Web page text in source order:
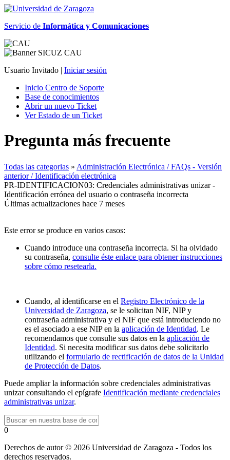
Servicio de Informática y Comunicaciones
Usuario Invitado | Iniciar sesión
Inicio Centro de Soporte
Base de conocimientos
Abrir un nuevo Ticket
Ver Estado de un Ticket
Pregunta más frecuente
Todas las categorias » Administración Electrónica / FAQs - Versión
anterior / Identificación electrónica
PR-IDENTIFICACION03: Credenciales administrativas unizar -
Identificación errónea del usuario o contraseña incorrecta
Últimas actualizaciones hace 7 meses
Este error se produce en varios casos:
Cuando introduce una contraseña incorrecta. Si ha olvidado
su contraseña, consulte éste enlace para obtener instrucciones
sobre cómo resetearla.
Cuando, al identificarse en el Registro Electrónico de la
Universidad de Zaragoza, se le solicitan NIF, NIP y
contraseña administrativa y el NIF que está introduciendo no
es el asociado a ese NIP en la aplicación de Identidad. Le
recomendamos que consulte sus datos en la aplicación de
Identidad. Si necesita modificar sus datos debe solicitarlo
utilizando el formulario de rectificación de datos de la Unidad
de Protección de Datos.
Puede ampliar la información sobre credenciales administrativas
unizar consultando el epígrafe Identificación mediante credenciales
administrativas unizar.
0
Derechos de autor © 2026 Universidad de Zaragoza - Todos los
derechos reservados.